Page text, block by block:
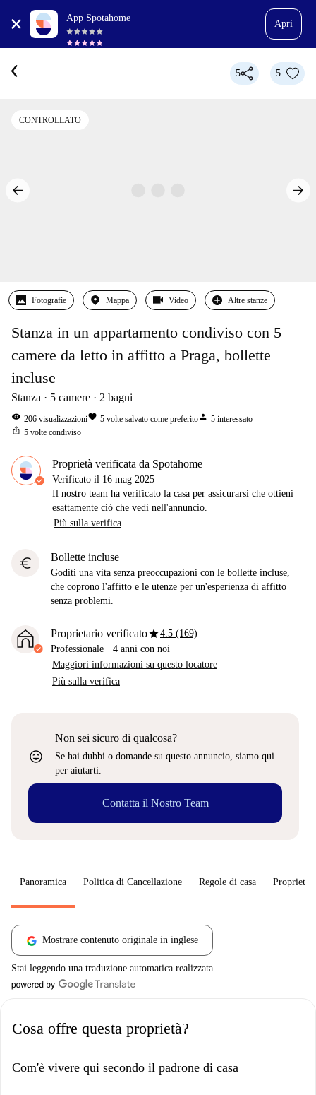
App Spotahome
Apri
5 5
CONTROLLATO
Fotografie Mappa Video Altre stanze
Stanza in un appartamento condiviso con 5
camere da letto in affitto a Praga, bollette
incluse
Stanza 5 camere 2 bagni
visibility 206 visualizzazionifavorite 5 volte salvato come preferitoperson 5 interessato
ios_share 5 volte condiviso
Proprietà verificata da Spotahome
Verificato il 16 mag 2025
Il nostro team ha verificato la casa per assicurarsi che ottieni
esattamente ciò che vedi nell'annuncio.
Più sulla verifica
euro Bollette incluse
Goditi una vita senza preoccupazioni con le bollette incluse,
che coprono l'affitto e le utenze per un'esperienza di affitto
senza problemi.
Proprietario verificatostar4.5 (169)
Professionale · 4 anni con noi
Maggiori informazioni su questo locatore
Più sulla verifica
sentiment_very_satisfied
Non sei sicuro di qualcosa?
Se hai dubbi o domande su questo annuncio, siamo qui
per aiutarti.
Contatta il Nostro Team
Panoramica Politica di Cancellazione Regole di casa
Mostrare contenuto originale in inglese
Stai leggendo una traduzione automatica realizzata
Cosa offre questa proprietà?
Com'è vivere qui secondo il padrone di casa